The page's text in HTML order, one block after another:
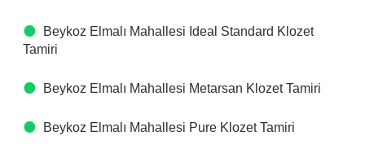
Beykoz Elmalı Mahallesi Ideal Standard Klozet
Tamiri
Beykoz Elmalı Mahallesi Metarsan Klozet Tamiri
Beykoz Elmalı Mahallesi Pure Klozet Tamiri